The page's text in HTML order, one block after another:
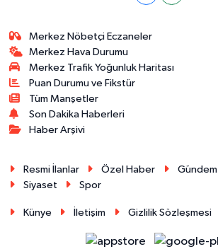
Merkez Nöbetçi Eczaneler
Merkez Hava Durumu
Merkez Trafik Yoğunluk Haritası
Puan Durumu ve Fikstür
Tüm Manşetler
Son Dakika Haberleri
Haber Arşivi
Resmi İlanlar Özel Haber Gündem
Siyaset
Spor
Künye İletişim Gizlilik Sözleşmesi